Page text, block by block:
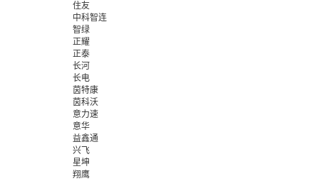
住友
中科智连
智绿
正耀
正泰
长河
长电
茵特康
茵科沃
意力速
意华
益鑫通
兴飞
星坤
翔鹰